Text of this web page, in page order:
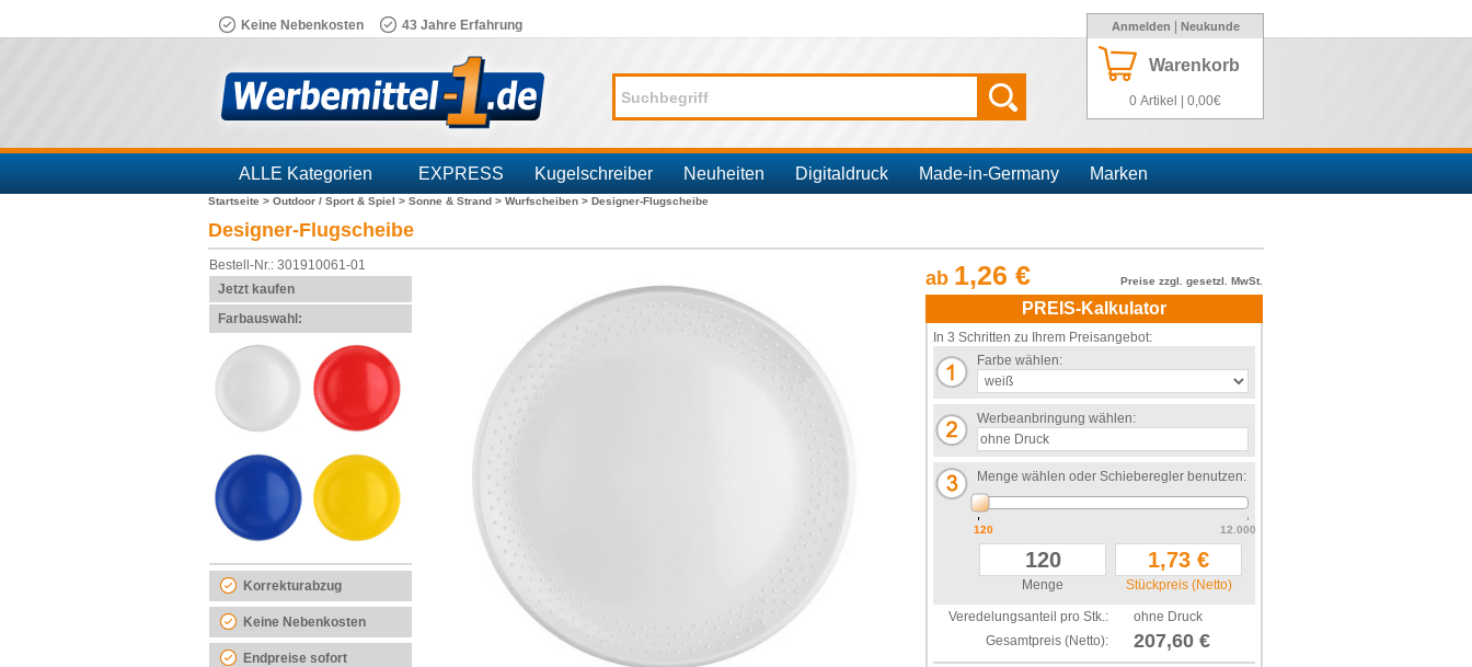
Keine Nebenkosten 43 Jahre Erfahrung Anmelden Neukunde
Warenkorb
0 Artikel | 0,00€
ALLE Kategorien EXPRESS Kugelschreiber Neuheiten Digitaldruck Made-in-Germany Marken
Branchen
Startseite > Outdoor / Sport & Spiel > Sonne & Strand > Wurfscheiben > Designer-Flugscheibe
Designer-Flugscheibe
Bestell-Nr.: 301910061-01
Jetzt kaufen
Farbauswahl:
Korrekturabzug
Keine Nebenkosten
Endpreise sofort
Preise zzgl. gesetzl. MwSt.
ab 1,26 €
PREIS-Kalkulator
In 3 Schritten zu Ihrem Preisangebot:
Farbe wählen:
Werbeanbringung wählen:
Menge wählen oder Schieberegler benutzen:
120 12.000
Menge Stückpreis (Netto)
Veredelungsanteil pro Stk.:
ohne Druck
Gesamtpreis (Netto):
207,60 €